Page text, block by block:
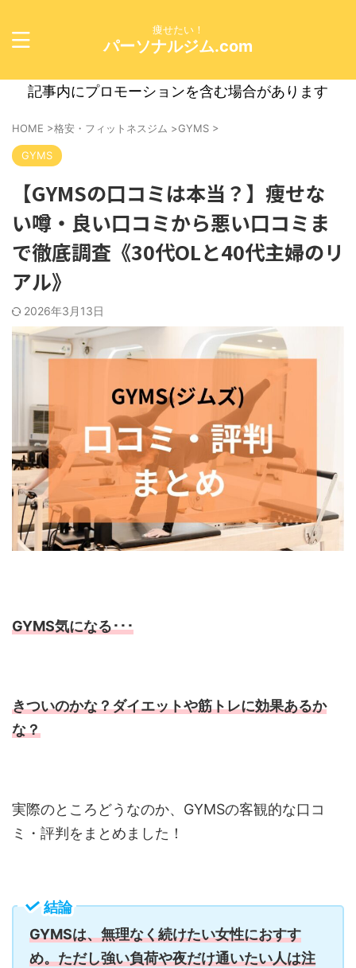
痩せたい！
パーソナルジム.com
記事内にプロモーションを含む場合があります
HOME >格安・フィットネスジム >GYMS >
GYMS
【GYMSの口コミは本当？】痩せな
い噂・良い口コミから悪い口コミま
で徹底調査《30代OLと40代主婦のリ
アル》
2026年3月13日
GYMS気になる･･･
きついのかな？ダイエットや筋トレに効果あるか
な？
実際のところどうなのか、GYMSの客観的な口コ
ミ・評判をまとめました！
結論
GYMSは、無理なく続けたい女性におすす
め。ただし強い負荷や夜だけ通いたい人は注